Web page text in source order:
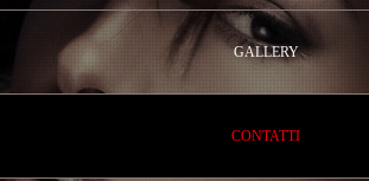
GALLERY
CONTATTI